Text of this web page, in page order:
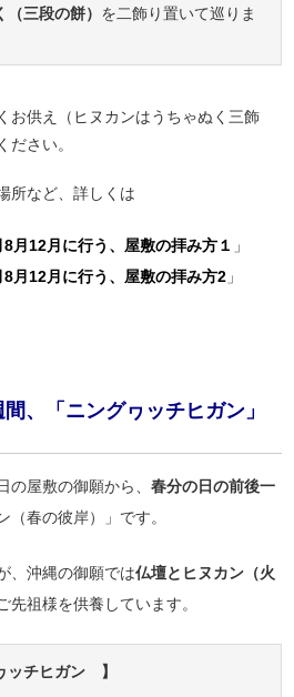
（三段の餅） を二飾り置いて巡りま
お供え（ヒヌカンはうちゃぬく三飾
ださい。
など、詳しくは
8月12月に行う、屋敷の拝み方１ 」
8月12月に行う、屋敷の拝み方2 」
、「ニングヮッチヒガン」
の屋敷の御願から、春分の日の前後一
（春の彼岸）」です。
、沖縄の御願では仏壇とヒヌカン（火
先祖様を供養しています。
ッチヒガン 】